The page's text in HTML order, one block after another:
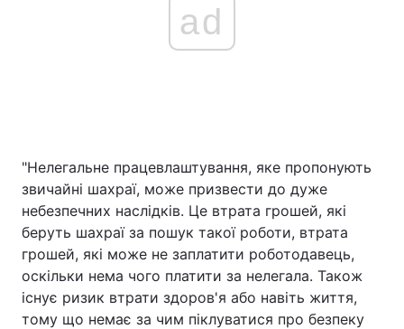
ad
"Нелегальне працевлаштування, яке пропонують
звичайні шахраї, може призвести до дуже
небезпечних наслідків. Це втрата грошей, які
беруть шахраї за пошук такої роботи, втрата
грошей, які може не заплатити роботодавець,
оскільки нема чого платити за нелегала. Також
існує ризик втрати здоров'я або навіть життя,
тому що немає за чим піклуватися про безпеку